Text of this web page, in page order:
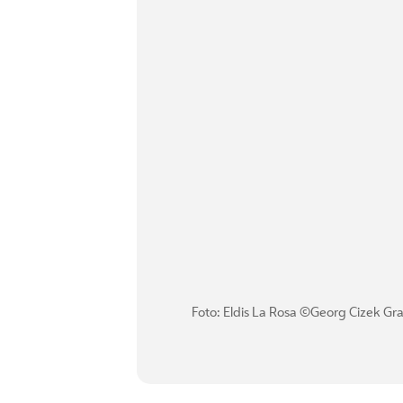
Foto: Eldis La Rosa ©Georg Cizek